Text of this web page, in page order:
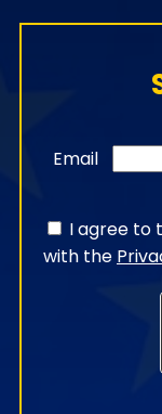
Email
I agree to
with the